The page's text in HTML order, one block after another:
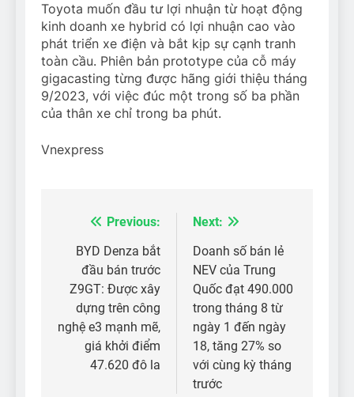
Toyota muốn đầu tư lợi nhuận từ hoạt động
kinh doanh xe hybrid có lợi nhuận cao vào
phát triển xe điện và bắt kịp sự cạnh tranh
toàn cầu. Phiên bản prototype của cỗ máy
gigacasting từng được hãng giới thiệu tháng
9/2023, với việc đúc một trong số ba phần
của thân xe chỉ trong ba phút.
Vnexpress
Điều
hướng
bài
viết
Previous:
BYD Denza bắt
đầu bán trước
Z9GT: Được xây
dựng trên công
nghệ e3 mạnh mẽ,
giá khởi điểm
47.620 đô la
Next:
Doanh số bán lẻ
NEV của Trung
Quốc đạt 490.000
trong tháng 8 từ
ngày 1 đến ngày
18, tăng 27% so
với cùng kỳ tháng
trước